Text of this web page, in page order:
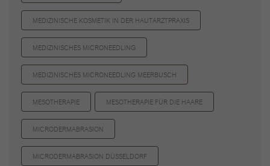
MEDIZINISCHE KOSMETIK IN DER HAUTARZTPRAXIS
MEDIZINISCHES MICRONEEDLING
MEDIZINISCHES MICRONEEDLING MEERBUSCH
MESOTHERAPIE MESOTHERAPIE FÜR DIE HAARE
MICRODERMABRASION
MICRODERMABRASION DÜSSELDORF